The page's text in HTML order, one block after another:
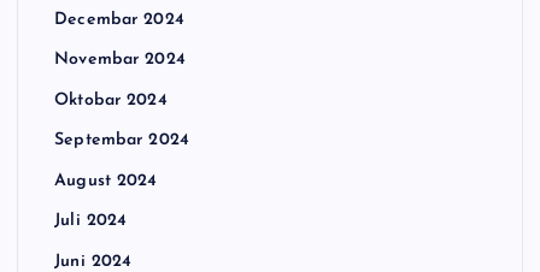
Decembar 2024
Novembar 2024
Oktobar 2024
Septembar 2024
August 2024
Juli 2024
Juni 2024